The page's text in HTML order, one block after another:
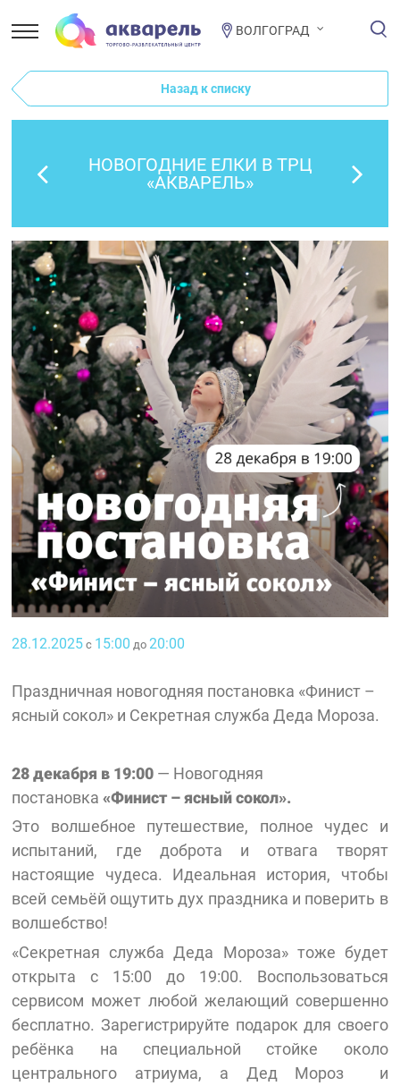
ВОЛГОГРАД
Назад к списку
НОВОГОДНИЕ ЕЛКИ В ТРЦ
«АКВАРЕЛЬ»
28.12.2025 с 15:00 до 20:00
Праздничная новогодняя постановка «Финист –
ясный сокол» и Секретная служба Деда Мороза.
28 декабря в 19:00 — Новогодняя
постановка«Финист – ясный сокол».
Это волшебное путешествие, полное чудес и
испытаний, где доброта и отвага творят
настоящие чудеса. Идеальная история, чтобы
всей семьёй ощутить дух праздника и поверить в
волшебство!
«Секретная служба Деда Мороза» тоже будет
открыта с 15:00 до 19:00. Воспользоваться
сервисом может любой желающий совершенно
бесплатно. Зарегистрируйте подарок для своего
ребёнка на специальной стойке около
центрального атриума, а Дед Мороз и